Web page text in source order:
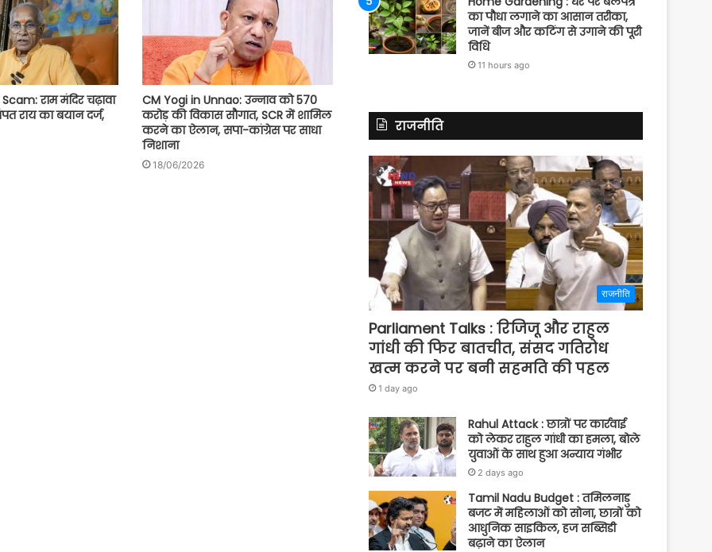
राम मंदिर चढ़ावा
राय का बयान दर्ज,
CM Yogi in Unnao: उन्नाव को 570
करोड़ की विकास सौगात, SCR में शामिल
करने का ऐलान, सपा-कांग्रेस पर साधा
निशाना
18/06/2026
का पौधा लगाने का आसान तरीका,
जानें बीज और कटिंग से उगाने की पूरी
विधि
11 hours ago
राजनीति
राजनीति
Parliament Talks : रिजिजू और राहुल
गांधी की फिर बातचीत, संसद गतिरोध
खत्म करने पर बनी सहमति की पहल
1 day ago
Rahul Attack : छात्रों पर कार्रवाई
को लेकर राहुल गांधी का हमला, बोले
युवाओं के साथ हुआ अन्याय गंभीर
2 days ago
Tamil Nadu Budget : तमिलनाडु
बजट में महिलाओं को सोना, छात्रों को
आधुनिक साइकिल, हज सब्सिडी
बढ़ाने का ऐलान